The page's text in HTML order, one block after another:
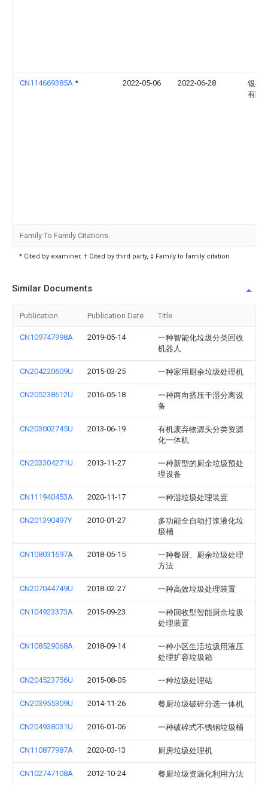
CN114669385A * 2022-05-06 2022-06-28
银丰
有限
Family To Family Citations
* Cited by examiner, † Cited by third party, ‡ Family to family citation
Similar Documents
Publication Publication Date Title
CN109747998A 2019-05-14
一种智能化垃圾分类回收
机器人
CN204220609U 2015-03-25 一种家用厨余垃圾处理机
CN205238612U 2016-05-18
一种两向挤压干湿分离设
备
CN203002745U 2013-06-19
有机废弃物源头分类资源
化一体机
CN203304271U 2013-11-27
一种新型的厨余垃圾预处
理设备
CN111940453A 2020-11-17 一种湿垃圾处理装置
CN201390497Y 2010-01-27
多功能全自动打浆液化垃
圾桶
CN108031697A 2018-05-15
一种餐厨、厨余垃圾处理
方法
CN207044749U 2018-02-27 一种高效垃圾处理装置
CN104923373A 2015-09-23
一种回收型智能厨余垃圾
处理装置
CN108529068A 2018-09-14
一种小区生活垃圾用液压
处理扩容垃圾箱
CN204523756U 2015-08-05 一种垃圾处理站
CN203955309U 2014-11-26 餐厨垃圾破碎分选一体机
CN204938031U 2016-01-06 一种破碎式不锈钢垃圾桶
CN110877987A 2020-03-13 厨房垃圾处理机
CN102747108A 2012-10-24 餐厨垃圾资源化利用方法